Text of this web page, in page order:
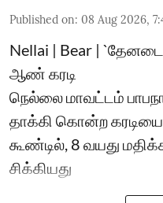
Published on: 08 Aug 2026,
Nellai | Bear |
ஆண் கரடி
நெல்லை மாவட்டம்
தாக்கி கொன்ற கரடியை
கூண்டில், 8 வயது
சிக்கியது